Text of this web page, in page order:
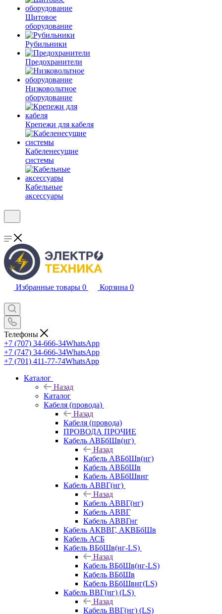
Щитовое
оборудование
Рубильники
Предохранители
Низковольтное
оборудование
Крепежи для кабеля
Кабеленесущие
системы
Кабельные
аксессуары
Избранные товары 0 Корзина 0
Телефоны
+7 (707) 34-666-34WhatsApp
+7 (747) 34-666-34WhatsApp
+7 (701) 411-77-74WhatsApp
Каталог
Назад
Каталог
Кабеля (провода)
Назад
Кабеля (провода)
ПРОВОДА ПРОЧИЕ
Кабель АВБбШв(нг)
Назад
Кабель АВБбШв(нг)
Кабель АВБбШв
Кабель АВБбШвнг
Кабель АВВГ(нг)
Назад
Кабель АВВГ(нг)
Кабель АВВГ
Кабель АВВГнг
Кабель АКВВГ, АКВБбШв
Кабель АСБ
Кабель ВБбШв(нг-LS)
Назад
Кабель ВБбШв(нг-LS)
Кабель ВБбШв
Кабель ВБбШвнг(LS)
Кабель ВВГ(нг) (LS)
Назад
Кабель ВВГ(нг) (LS)